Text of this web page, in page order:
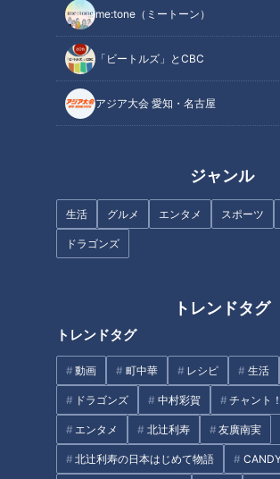
me:tone（ミートーン）
「ビートルズ」とCBC
アジア大会 愛知・名古屋
ジャンル
生活 グルメ エンタメ スポーツ
ドラゴンズ
トレンドタグ
トレンドタグ
動画 町中華 レシピ 生活
ドラゴンズ 中村彩賀 チャント！
エンタメ 北辻利寿 友廣南実
北辻利寿の日本はじめて物語
十吾「これは一体利家様、何があったので
前田利家「現世の者たちも伊勢詣りにはよ
ゃけど、実は我らの室町後期から戦国と呼
民たちも、それなりに楽しむようになってお
げ横丁近辺に多くの土産物店や食事できる
でにぎわっています。利家によると、この
あったそうです。
てきた時は土産を渡すと言ったことは普通に
それでも、大内政弘があえて伊勢詣りの土
のには理由があると続けました。
大内氏の立ち位置と禁じた理由